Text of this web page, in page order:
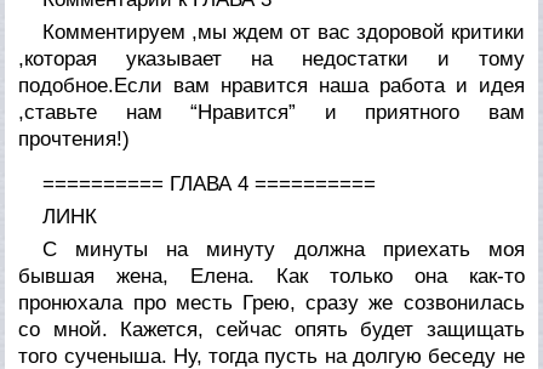
Комментируем ,мы ждем от вас здоровой критики
,которая указывает на недостатки и тому
подобное.Если вам нравится наша работа и идея
,ставьте нам “Нравится” и приятного вам
прочтения!)
========== ГЛАВА 4 ==========
ЛИНК
С минуты на минуту должна приехать моя
бывшая жена, Елена. Как только она как-то
пронюхала про месть Грею, сразу же созвонилась
со мной. Кажется, сейчас опять будет защищать
того сученыша. Ну, тогда пусть на долгую беседу не